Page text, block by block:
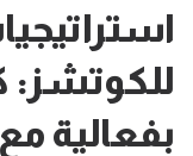
للكوتشز:
بفعالية